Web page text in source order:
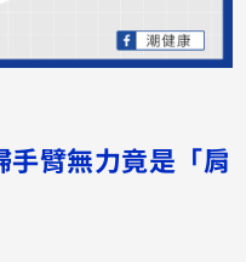
手臂無力竟是「肩